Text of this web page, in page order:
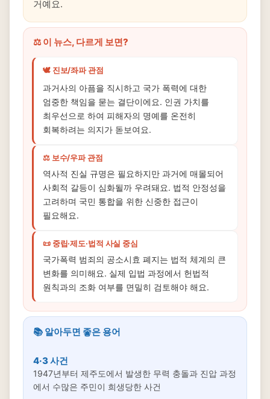
거예요.
⚖️ 이 뉴스, 다르게 보면?
🕊️ 진보/좌파 관점
과거사의 아픔을 직시하고 국가 폭력에 대한
엄중한 책임을 묻는 결단이에요. 인권 가치를
최우선으로 하여 피해자의 명예를 온전히
회복하려는 의지가 돋보여요.
⚖️ 보수/우파 관점
역사적 진실 규명은 필요하지만 과거에 매몰되어
사회적 갈등이 심화될까 우려돼요. 법적 안정성을
고려하며 국민 통합을 위한 신중한 접근이
필요해요.
📜 중립·제도·법적 사실 중심
국가폭력 범죄의 공소시효 폐지는 법적 체계의 큰
변화를 의미해요. 실제 입법 과정에서 헌법적
원칙과의 조화 여부를 면밀히 검토해야 해요.
📚 알아두면 좋은 용어
4·3 사건
1947년부터 제주도에서 발생한 무력 충돌과 진압 과정
에서 수많은 주민이 희생당한 사건